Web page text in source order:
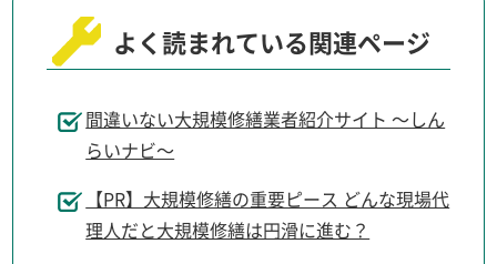
よく読まれている関連ページ
間違いない大規模修繕業者紹介サイト ～しん
らいナビ～
【PR】大規模修繕の重要ピース どんな現場代
理人だと大規模修繕は円滑に進む？